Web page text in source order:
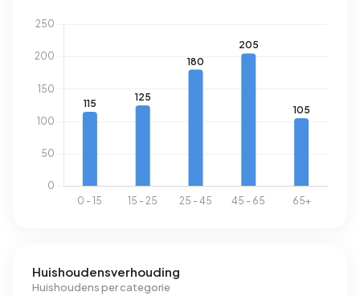
Energie
In Buitengebied Sint Annaparochie zijn er 216 adressen met
een geregistreerd energielabel. De meest voorkomende
labels zijn G (66%), F (10%) en D (7%). Gemiddeld verbruikt
een adres in Buitengebied Sint Annaparochie 3.060 kWh
gemiddelde van 2.810 kWh. Het aardgasverbruik ligt met
1.280 m³.
Huishoudensverhouding
Huishoudens per categorie